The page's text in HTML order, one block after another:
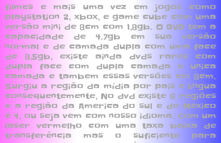
filmes e mais uma vez em jogos como
playstation 2, xbox, e game cube com uma
versão mini de 8cm com 1,8gb. O DVD tem a
capacidade de 4.7gb em sua versão
normal e de camada dupla com uma face
de 8,5gb, existe ainda dvds raros com
dupla face com dupla camada e unica
camada e tambem essas versões em 8cm.
Surgiu a região da mídia por pais e língua
consequentemente, No dvd existe 6 regiões
e a região da America do sul e do México
é 4, ou seja vem com nosso idioma. Com um
laser vermelho com uma taxa baixa de
transferência mas o suficiente para